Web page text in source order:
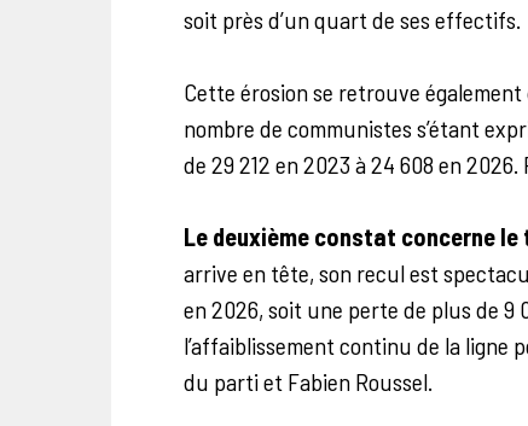
soit près d’un quart de ses effectifs.
Cette érosion se retrouve
nombre de communistes s’étant
de 29 212 en 2023 à 24 608 en
Le deuxième constat concerne
arrive en tête, son recul est
en 2026, soit une perte de plus de
l’affaiblissement continu de la ligne
du parti et Fabien Roussel.